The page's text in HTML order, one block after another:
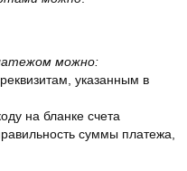
можно:
указанным в
на бланке счета
суммы платежа,